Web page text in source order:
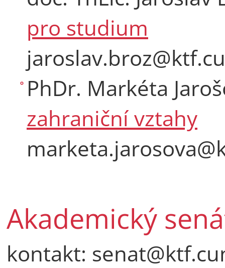
pro studium
PhDr. Markéta
zahraniční vztahy
Akademický
kontakt: